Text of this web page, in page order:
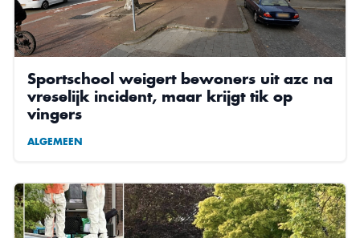
Sportschool weigert bewoners uit azc na
vreselijk incident, maar krijgt tik op
vingers
ALGEMEEN